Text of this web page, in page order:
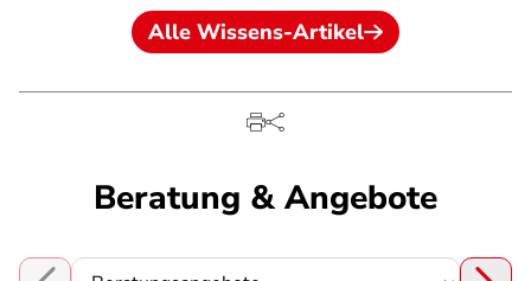
Alle Wissens-Artikel
Beratung & Angebote